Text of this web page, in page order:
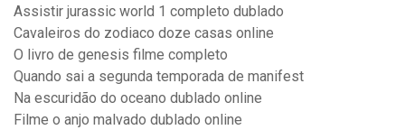
Assistir jurassic world 1 completo dublado
Cavaleiros do zodiaco doze casas online
O livro de genesis filme completo
Quando sai a segunda temporada de manifest
Na escuridão do oceano dublado online
Filme o anjo malvado dublado online